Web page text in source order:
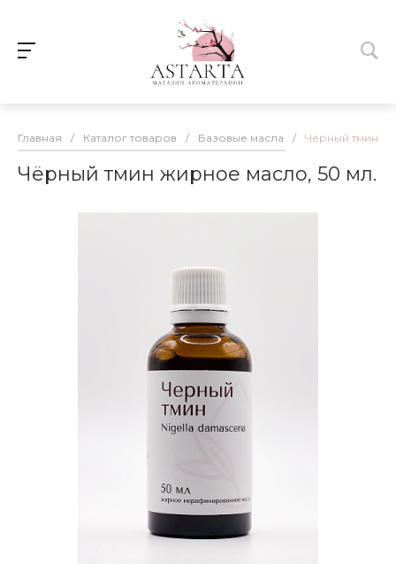
Главная / Каталог товаров / Базовые масла / Чёрный тмин
Чёрный тмин жирное масло, 50 мл.